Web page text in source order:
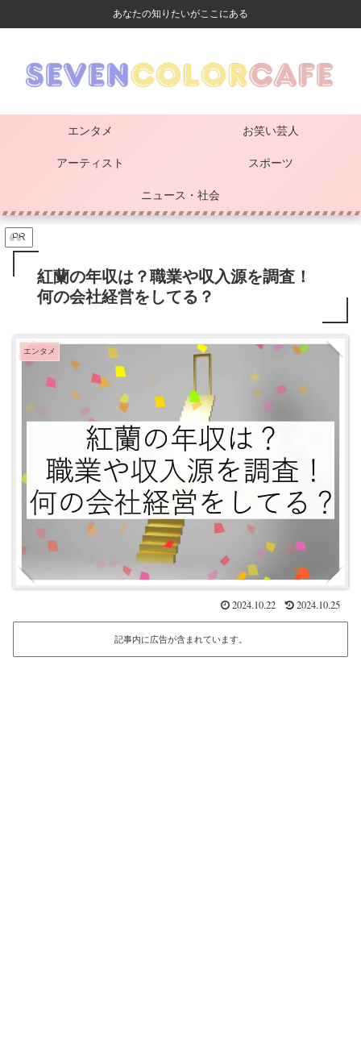
あなたの知りたいがここにある
エンタメ お笑い芸人
アーティスト スポーツ
ニュース・社会
PR
紅蘭の年収は？職業や収入源を調査！
何の会社経営をしてる？
エンタメ
2024.10.22 2024.10.25
記事内に広告が含まれています。